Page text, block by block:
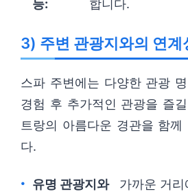
능: 합니다.
3) 주변 관광지와의 연계
스파 주변에는 다양한 관광
경험 후 추가적인 관광을 즐
트랑의 아름다운 경관을 함께
다.
유명 관광지와
가까운 거